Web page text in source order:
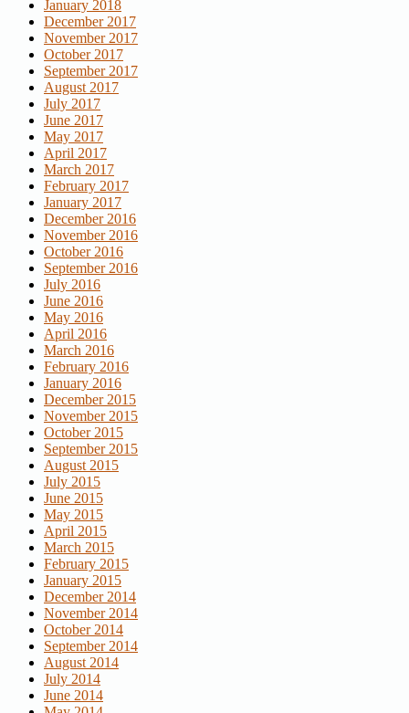
January 2018
December 2017
November 2017
October 2017
September 2017
August 2017
July 2017
June 2017
May 2017
April 2017
March 2017
February 2017
January 2017
December 2016
November 2016
October 2016
September 2016
July 2016
June 2016
May 2016
April 2016
March 2016
February 2016
January 2016
December 2015
November 2015
October 2015
September 2015
August 2015
July 2015
June 2015
May 2015
April 2015
March 2015
February 2015
January 2015
December 2014
November 2014
October 2014
September 2014
August 2014
July 2014
June 2014